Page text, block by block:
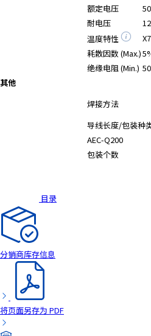
额定电压
耐电压
温度特性
耗散因数 (Max.)
绝缘电阻 (Min.)
其他
焊接方法
导线长度/包装种
AEC-Q200
包装个数
目录
分销商库存信息
将页面另存为 PDF